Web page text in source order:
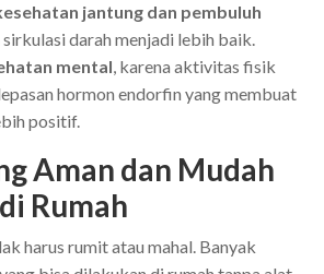
jantung dan pembuluh
sirkulasi darah menjadi lebih baik.
mental, karena aktivitas fisik
hormon endorfin yang membuat
positif.
Aman dan Mudah
Rumah
harus rumit atau mahal. Banyak